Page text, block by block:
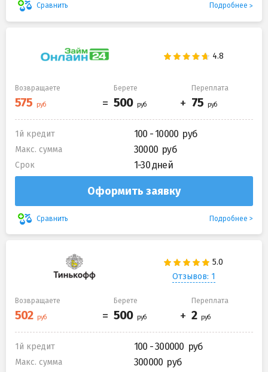
Сравнить Подробнее
Возвращаете Берете Переплата
1й кредит 100 - 10000
Макс. сумма 30000
Срок 1-30 дней
Оформить заявку
Сравнить Подробнее
Отзывов: 1
Возвращаете Берете Переплата
1й кредит 100 - 300000
Макс. сумма 300000